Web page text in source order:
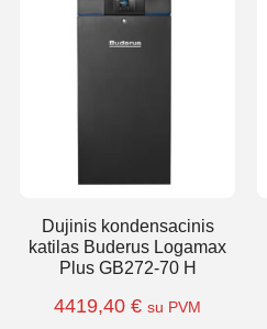
Dujinis kondensacinis
katilas Buderus Logamax
Plus GB272-70 H
4419,40 € su PVM